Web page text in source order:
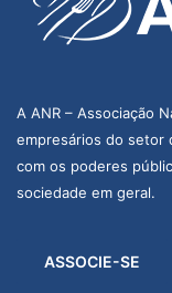
A ANR – Associação
empresários do setor
com os poderes
sociedade em geral.
ASSOCIE-SE